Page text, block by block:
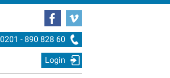
0201 - 890 828 60
Login